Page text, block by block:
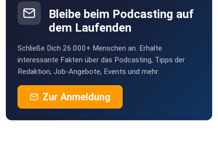
Bleibe beim Podcasting auf
dem Laufenden
Schließe Dich 26.000+ Menschen an. Erhalte
interessante Fakten über das Podcasting, Tipps der
Redaktion, Job-Angebote, Events und mehr.
Zur Anmeldung